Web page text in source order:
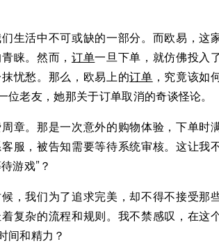
生活中不可或缺的一部分。而欧易，这
睐。然而， 订单一旦下单，就仿佛投入
忧愁。那么，欧易上的订单 ，究竟该如
老友，她那关于订单取消的奇谈怪论。
章。那是一次意外的购物体验，下单时
服，被告知需要等待系统审核。这让我
游戏”？
，我们为了追求完美，却不得不接受那
复杂的流程和规则。我不禁感叹，在这
间和精力？